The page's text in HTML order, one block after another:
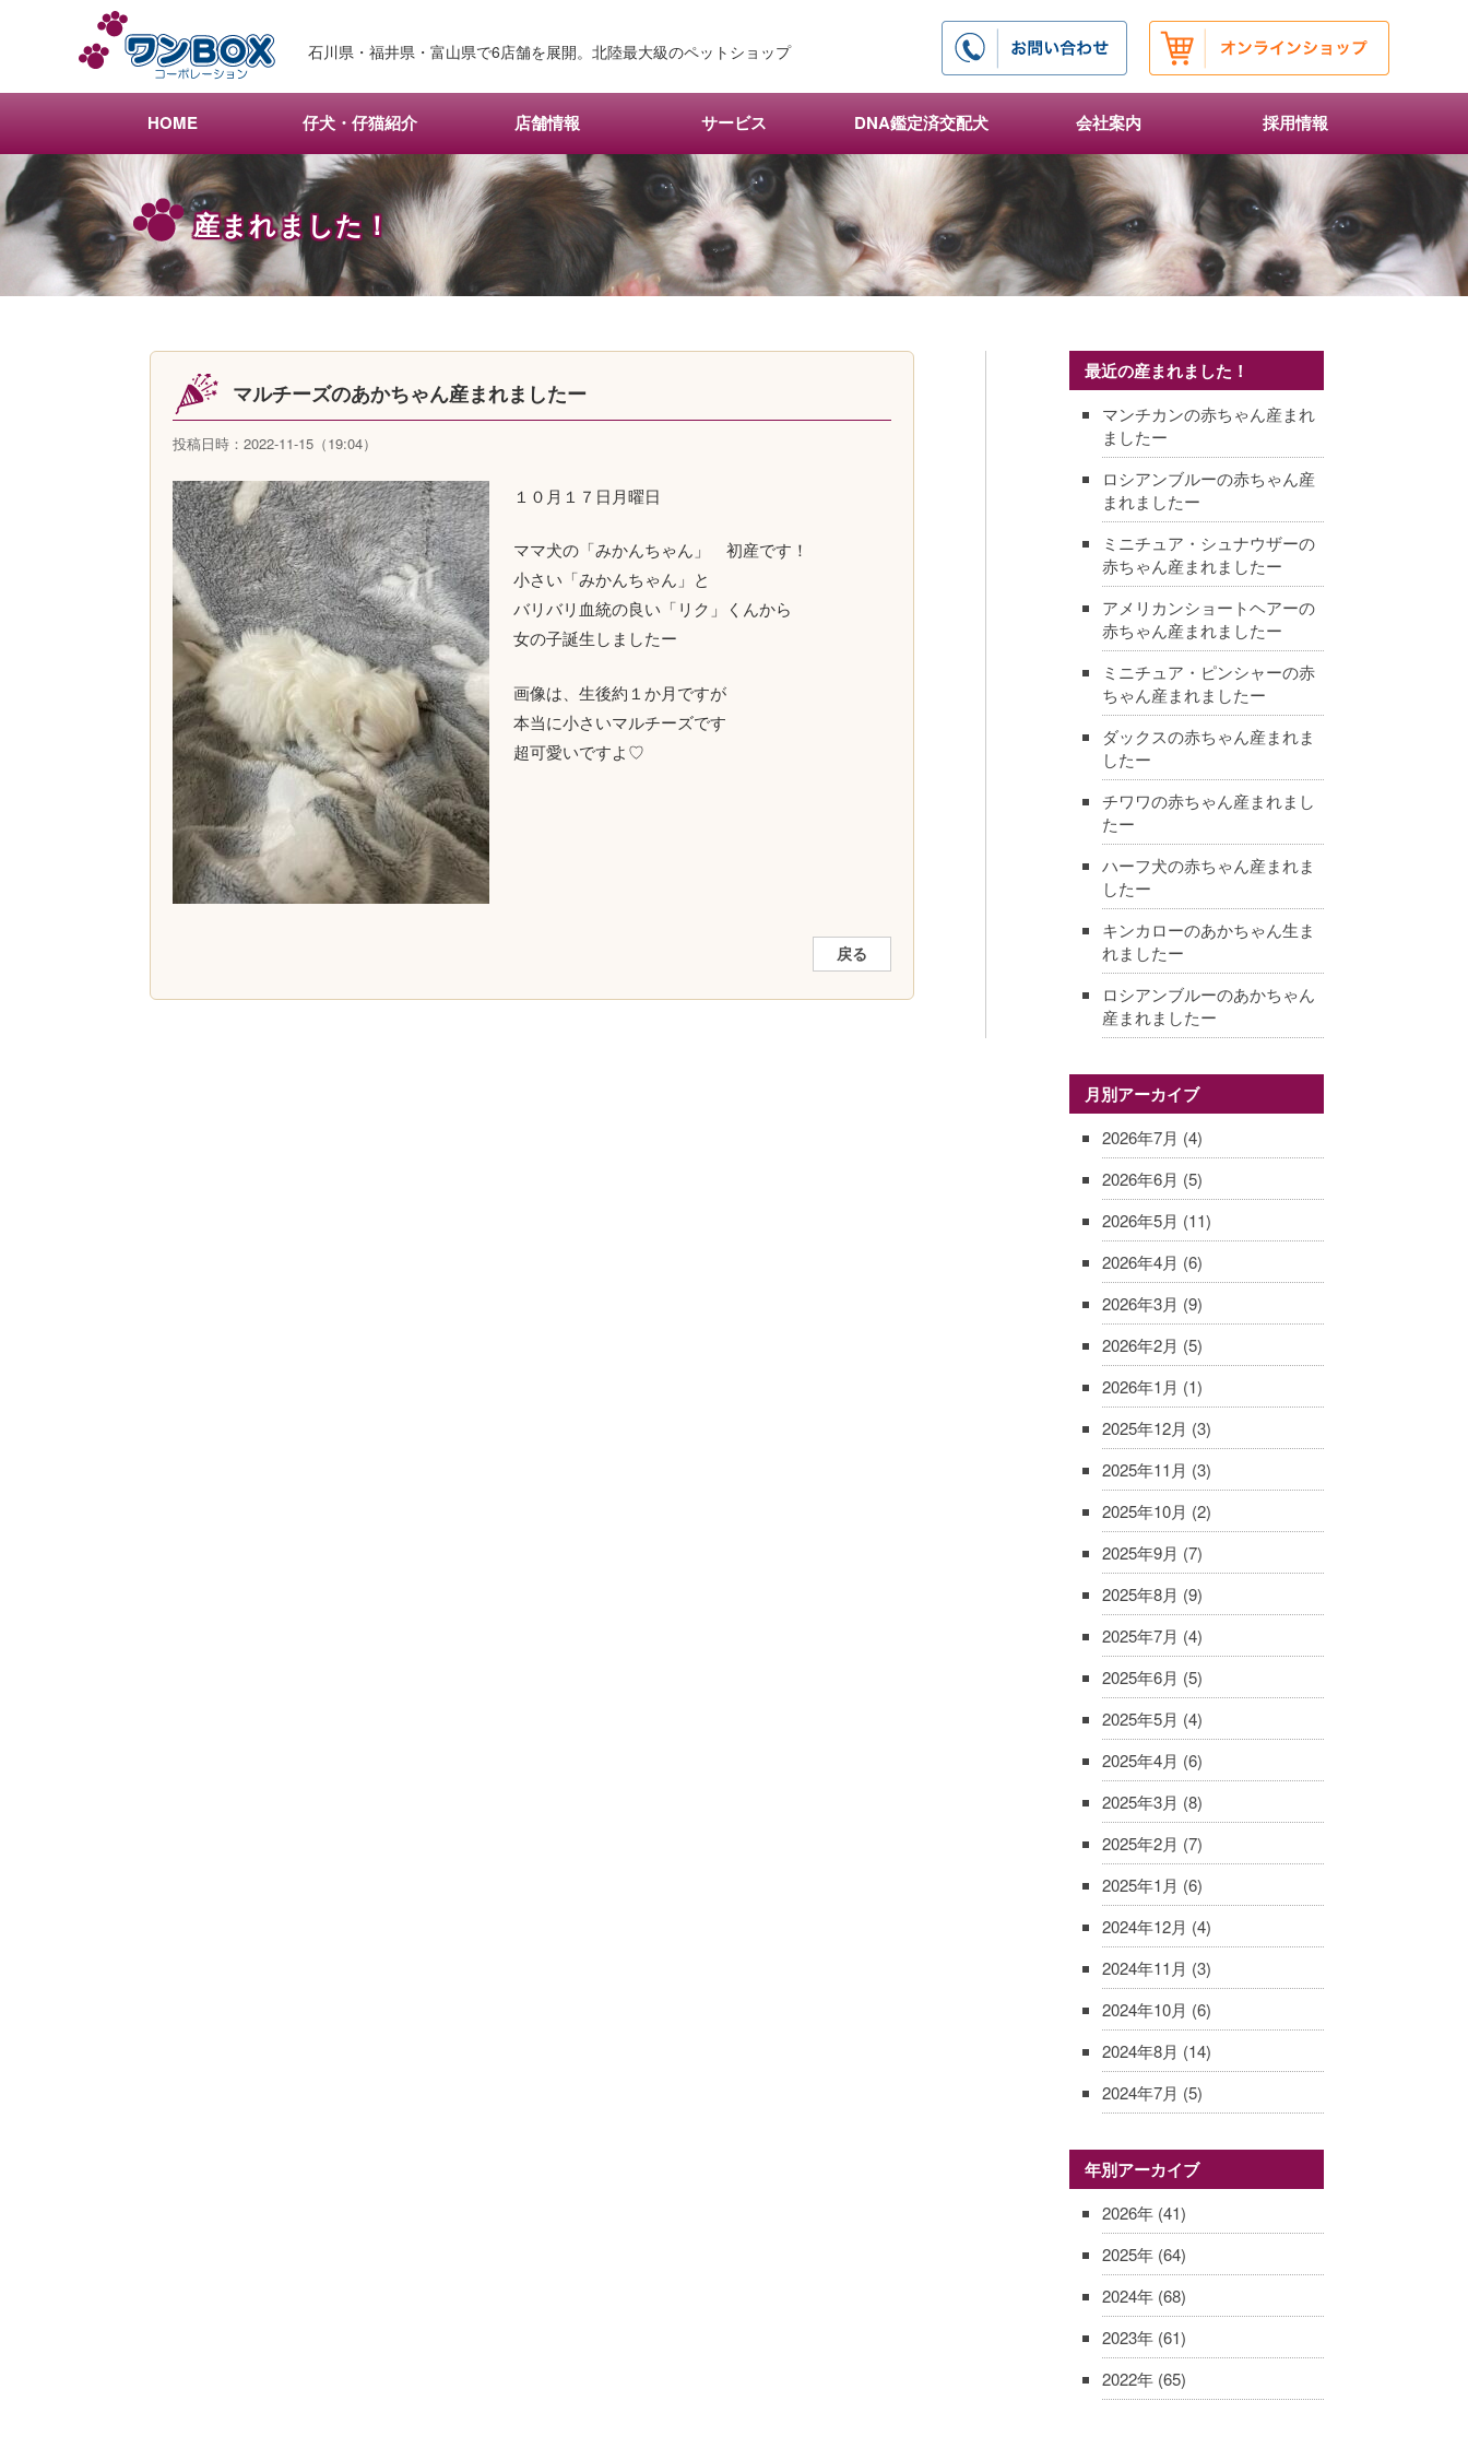
コ
ツ
へ
石川県・福井県・富山県で6店舗を展開。北陸最大級のペットショップ
HOME 仔犬・仔猫紹介 店舗情報 サービス DNA鑑定済交配犬 会社案内 採用情報
産まれました！
マルチーズのあかちゃん産まれましたー
投稿日時：2022-11-15（19:04）
１０月１７日月曜日
ママ犬の「みかんちゃん」 初産です！
小さい「みかんちゃん」と
バリバリ血統の良い「リク」くんから
女の子誕生しましたー
画像は、生後約１か月ですが
本当に小さいマルチーズです
超可愛いですよ♡
戻る
最近の産まれました！
マンチカンの赤ちゃん産まれ
ましたー
ロシアンブルーの赤ちゃん産
まれましたー
ミニチュア・シュナウザーの
赤ちゃん産まれましたー
アメリカンショートヘアーの
赤ちゃん産まれましたー
ミニチュア・ピンシャーの赤
ちゃん産まれましたー
ダックスの赤ちゃん産まれま
したー
チワワの赤ちゃん産まれまし
たー
ハーフ犬の赤ちゃん産まれま
したー
キンカローのあかちゃん生ま
れましたー
ロシアンブルーのあかちゃん
産まれましたー
月別アーカイブ
2026年7月 (4)
2026年6月 (5)
2026年5月 (11)
2026年4月 (6)
2026年3月 (9)
2026年2月 (5)
2026年1月 (1)
2025年12月 (3)
2025年11月 (3)
2025年10月 (2)
2025年9月 (7)
2025年8月 (9)
2025年7月 (4)
2025年6月 (5)
2025年5月 (4)
2025年4月 (6)
2025年3月 (8)
2025年2月 (7)
2025年1月 (6)
2024年12月 (4)
2024年11月 (3)
2024年10月 (6)
2024年8月 (14)
2024年7月 (5)
年別アーカイブ
2026年(41)
2025年(64)
2024年(68)
2023年(61)
2022年(65)